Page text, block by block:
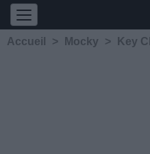
Accueil > Mocky > Key